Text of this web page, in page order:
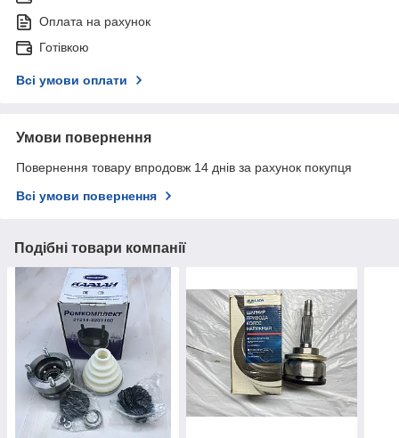
Оплата на рахунок
Готівкою
Всі умови оплати
Умови повернення
Повернення товару впродовж 14 днів за рахунок покупця
Всі умови повернення
Подібні товари компанії